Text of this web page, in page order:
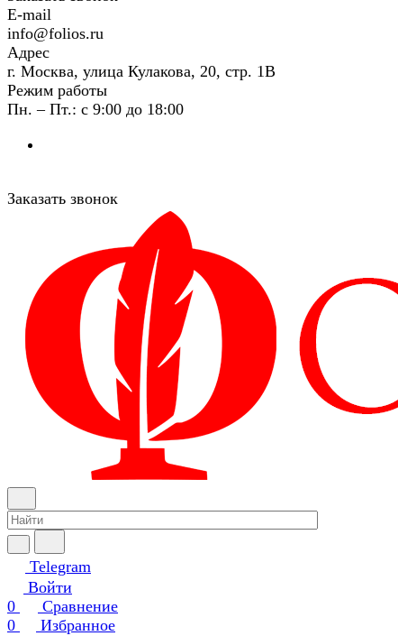
E-mail
info@folios.ru
Адрес
г. Москва, улица Кулакова, 20, стр. 1В
Режим работы
Пн. – Пт.: с 9:00 до 18:00
Заказать звонок
Telegram
Войти
0
Сравнение
0
Избранное